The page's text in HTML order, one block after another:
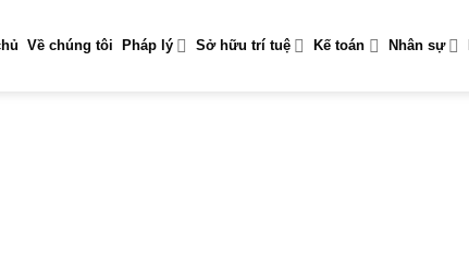
Về chúng tôi Pháp lý Sở hữu trí tuệ Kế toán Nhân sự